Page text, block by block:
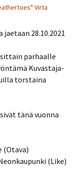
Virta
28.10.2021
parhaalle
Kuvastaja-
torstaina
tänä vuonna
(Otava)
(Like)